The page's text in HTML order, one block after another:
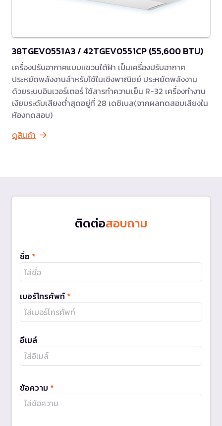
38TGEV0551A3 / 42TGEV0551CP (55,600 BTU)
เครื่องปรับอากาศแบบแขวนใต้ฝ้า เป็นเครื่องปรับอากาศ
ประหยัดพลังงานสำหรับใช้ในเชิงพาณิชย์ ประหยัดพลังงาน
ด้วยระบบอินเวอร์เตอร์ ใช้สารทำความเย็น R-32 เครื่องทำงาน
เงียบระดับเสียงต่ำสุดอยู่ที่ 28 เดซิเบล(จากผลทดสอบเสียงใน
ห้องทดสอบ)
ดูสินค้า
ติดต่อสอบถาม
ชื่อ *
เบอร์โทรศัพท์ *
อีเมล์
ข้อความ *